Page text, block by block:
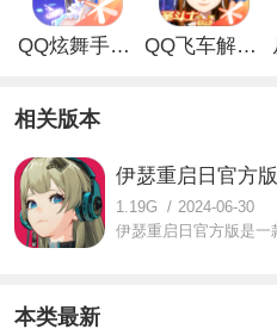
QQ炫舞手游解锁版 QQ飞车解锁版无限钻石最新版
相关版本
伊瑟重启日官方版
1.19G / 2024-06-30
本类最新